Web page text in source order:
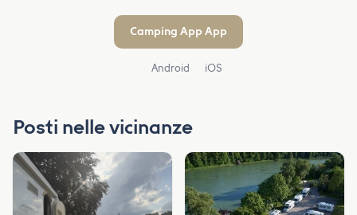
Camping App App
Android iOS
Posti nelle vicinanze